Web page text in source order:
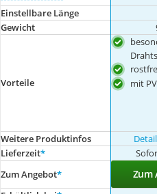
Einstellbare Länge
Gewicht
Vorteile
mit
Weitere Produktinfos
Lieferzeit*
Zum Angebot* Zum